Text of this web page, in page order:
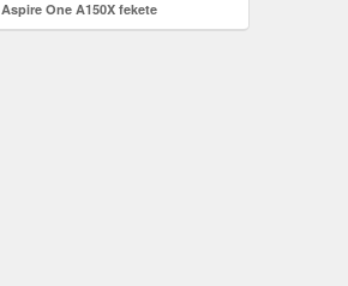
Aspire One A150X fekete